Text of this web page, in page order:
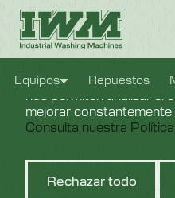
Equipos Repuestos
Usamos cookies para
mejorar
Consulta nuestra
Rechazar todo